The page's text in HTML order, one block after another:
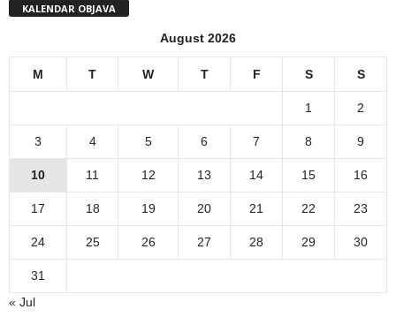
KALENDAR OBJAVA
August 2026
M T W T F S S
1 2
3 4 5 6 7 8 9
10 11 12 13 14 15 16
17 18 19 20 21 22 23
24 25 26 27 28 29 30
31
« Jul